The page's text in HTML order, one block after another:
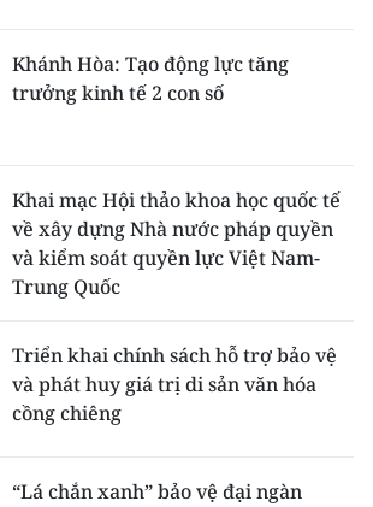
Khánh Hòa: Tạo động lực tăng
trưởng kinh tế 2 con số
Khai mạc Hội thảo khoa học quốc tế
về xây dựng Nhà nước pháp quyền
và kiểm soát quyền lực Việt Nam-
Trung Quốc
Triển khai chính sách hỗ trợ bảo vệ
và phát huy giá trị di sản văn hóa
cồng chiêng
“Lá chắn xanh” bảo vệ đại ngàn